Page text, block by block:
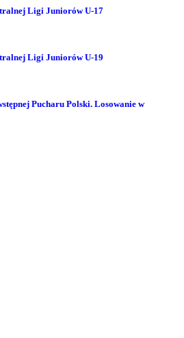
Ligi Juniorów U-17
Ligi Juniorów U-19
Pucharu Polski. Losowanie w